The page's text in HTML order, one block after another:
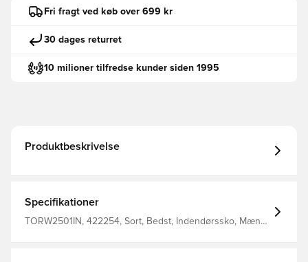
Fri fragt ved køb over 699 kr
30 dages returret
10 milioner tilfredse kunder siden 1995
Produktbeskrivelse
Specifikationer
TORW2501IN, 422254, Sort, Bedst, Indendørssko, Mænd,